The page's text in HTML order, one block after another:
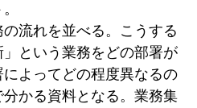
流れを並べる。こうする
という業務をどの部署が
よってどの程度異なるの
かる資料となる。業務集